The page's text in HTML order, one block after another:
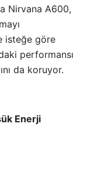
Nirvana A600,
isteğe göre
performansı
da koruyor.
Enerji